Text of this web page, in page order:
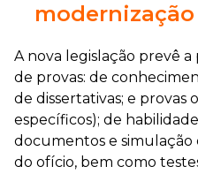
A nova legislação prevê
de provas: de
de dissertativas; e provas
específicos); de
documentos e simulação
do ofício, bem como